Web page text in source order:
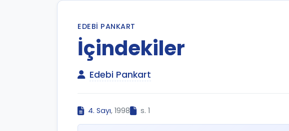
EDEBI PANKART
İçindekiler
Edebi Pankart
4. Sayı, 1998 s. 1